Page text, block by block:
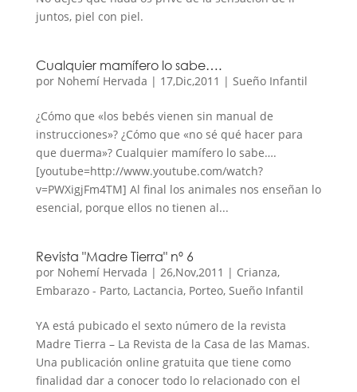
juntos, piel con piel.
Cualquier mamífero lo sabe….
por Nohemí Hervada | 17,Dic,2011 | Sueño Infantil
¿Cómo que «los bebés vienen sin manual de
instrucciones»? ¿Cómo que «no sé qué hacer para
que duerma»? Cualquier mamífero lo sabe….
[youtube=http://www.youtube.com/watch?
v=PWXigjFm4TM] Al final los animales nos enseñan lo
esencial, porque ellos no tienen al...
Revista "Madre Tierra" nº 6
por Nohemí Hervada | 26,Nov,2011 | Crianza,
Embarazo - Parto, Lactancia, Porteo, Sueño Infantil
YA está pubicado el sexto número de la revista
Madre Tierra – La Revista de la Casa de las Mamas.
Una publicación online gratuita que tiene como
finalidad dar a conocer todo lo relacionado con el